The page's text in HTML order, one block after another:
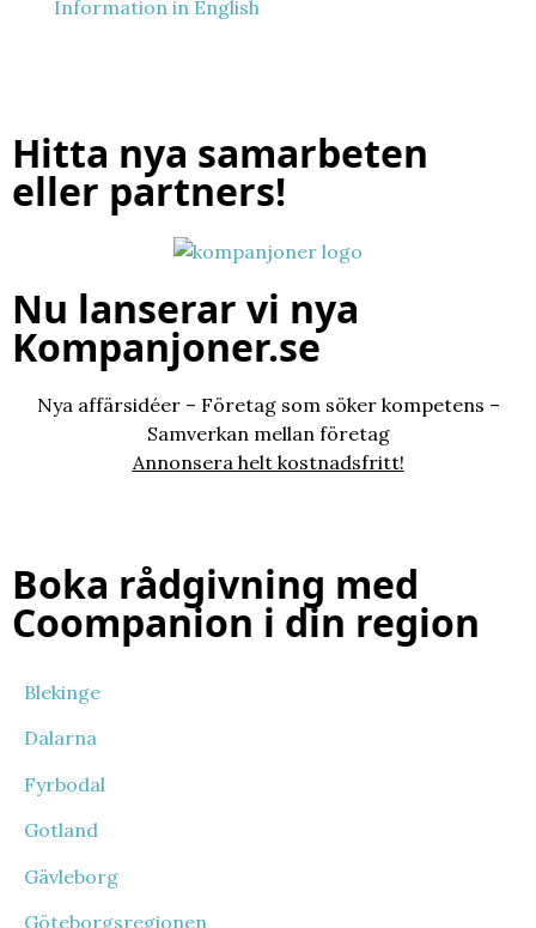
Information in English
Hitta nya samarbeten
eller partners!
Nu lanserar vi nya
Kompanjoner.se
Nya affärsidéer – Företag som söker kompetens –
Samverkan mellan företag
Annonsera helt kostnadsfritt!
Boka rådgivning med
Coompanion i din region
Blekinge
Dalarna
Fyrbodal
Gotland
Gävleborg
Göteborgsregionen